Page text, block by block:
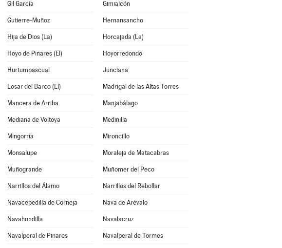
Gil García Gimialcón
Gutierre-Muñoz Hernansancho
Hija de Dios (La) Horcajada (La)
Hoyo de Pinares (El) Hoyorredondo
Hurtumpascual Junciana
Losar del Barco (El) Madrigal de las Altas Torres
Mancera de Arriba Manjabálago
Mediana de Voltoya Medinilla
Mingorría Mironcillo
Monsalupe Moraleja de Matacabras
Muñogrande Muñomer del Peco
Narrillos del Álamo Narrillos del Rebollar
Navacepedilla de Corneja Nava de Arévalo
Navahondilla Navalacruz
Navalperal de Pinares Navalperal de Tormes